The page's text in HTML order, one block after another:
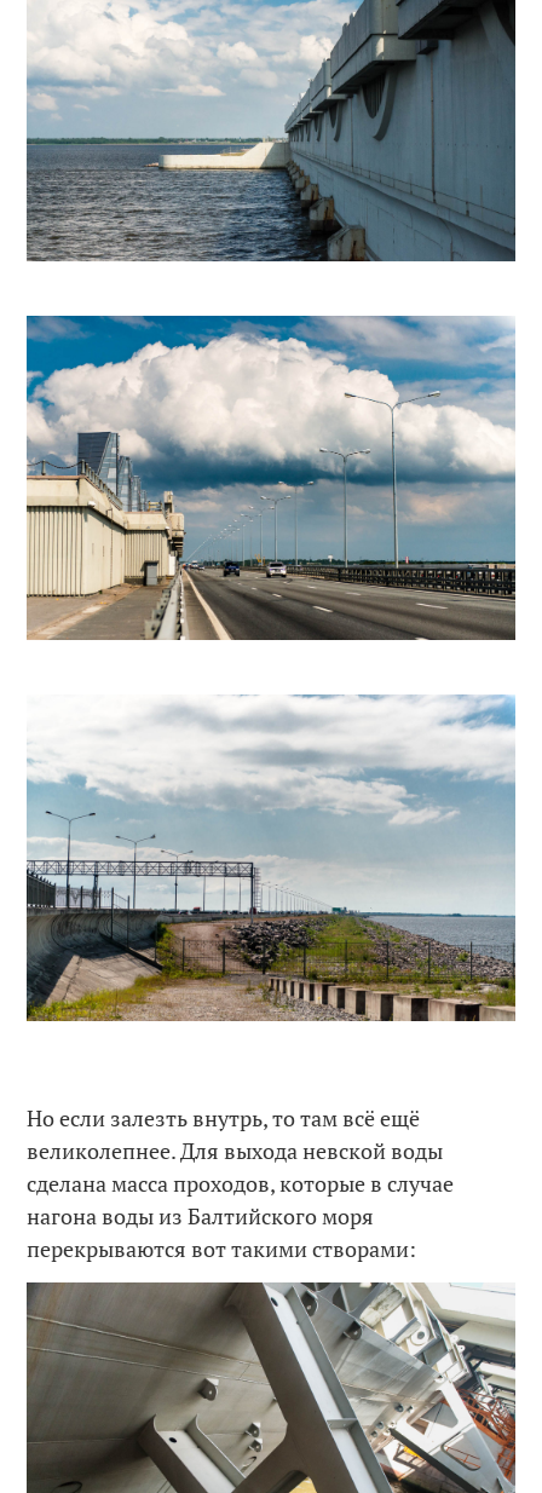
Но если залезть внутрь, то там всё ещё
великолепнее. Для выхода невской воды
сделана масса проходов, которые в случае
нагона воды из Балтийского моря
перекрываются вот такими створами: